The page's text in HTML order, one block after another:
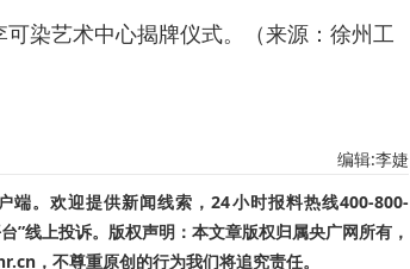
染艺术中心揭牌仪式。（来源：徐州工
编辑:李婕
端。欢迎提供新闻线索，24小时报料热线400-800-
”线上投诉。版权声明：本文章版权归属央广网所有，
，不尊重原创的行为我们将追究责任。